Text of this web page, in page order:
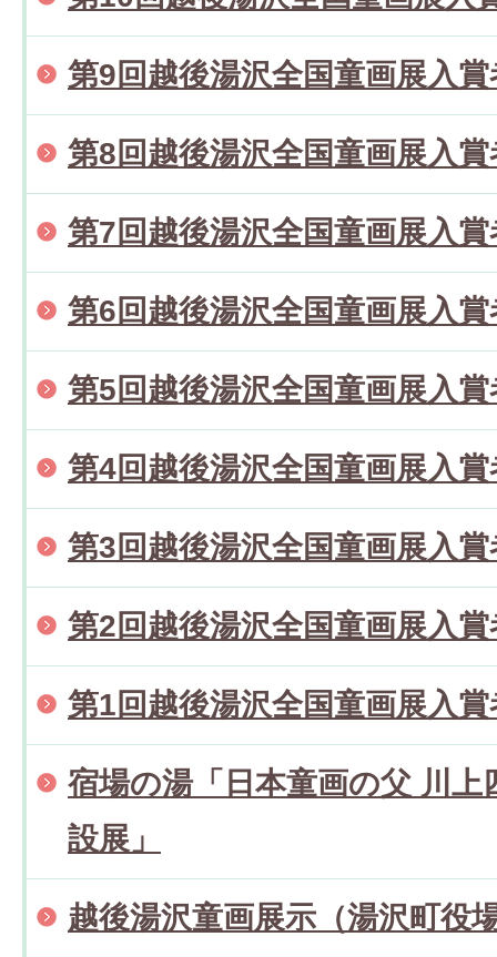
第9回越後湯沢全国童画展入
第8回越後湯沢全国童画展入
第7回越後湯沢全国童画展入
第6回越後湯沢全国童画展入
第5回越後湯沢全国童画展入
第4回越後湯沢全国童画展入
第3回越後湯沢全国童画展入
第2回越後湯沢全国童画展入
第1回越後湯沢全国童画展入
宿場の湯「日本童画の父 川上
設展」
越後湯沢童画展示（湯沢町役